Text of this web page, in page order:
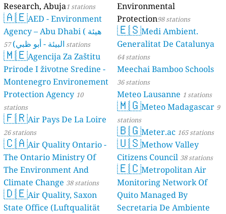
Research, Abuja1 stations
🇦🇪AED - Environment
Agency – Abu Dhabi ( هيئة
البيئة - أبو ظبي) 57 stations
🇲🇪Agencija Za Zaštitu
Prirode I životne Sredine -
Montenegro Environement
Protection Agency 10
stations
🇫🇷Air Pays De La Loire
26 stations
🇨🇦Air Quality Ontario -
The Ontario Ministry Of
The Environment And
Climate Change 38 stations
🇩🇪Air Quality, Saxon
State Office (Luftqualität
Environmental
Protection98 stations
🇪🇸Medi Ambient.
Generalitat De Catalunya
64 stations
Meechai Bamboo Schools
36 stations
Meteo Lausanne 1 stations
🇲🇬Meteo Madagascar 9
stations
🇧🇬Meter.ac 165 stations
🇺🇸Methow Valley
Citizens Council 38 stations
🇪🇨Metropolitan Air
Monitoring Network Of
Quito Managed By
Secretaria De Ambiente